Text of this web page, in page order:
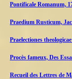
Pontificale Romanum,
Praedium Rusticum,
Praelectiones
Procès fameux, Des
Recueil des Lettres de